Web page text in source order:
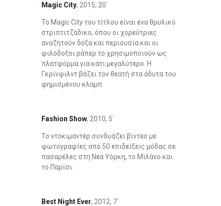
Magic City, 2015, 20΄
Το Magic City του τίτλου είναι ένα θρυλικό
στριπτιτζάδικο, όπου οι χορεύτριες
αναζητούν δόξα και περιουσία και οι
φιλόδοξοι ράπερ το χρησιμοποιούν ως
πλατφόρμα για κάτι μεγαλύτερο. Η
Γκρίνφιλντ βάζει τον θεατή στα άδυτα του
φημισμένου κλαμπ.
Fashion Show, 2010, 5΄
Το ντοκιμαντέρ συνδυάζει βίντεο με
φωτογραφίες από 50 επιδείξεις μόδας σε
πασαρέλες στη Νέα Υόρκη, το Μιλάνο και
το Παρίσι.
Best Night Ever, 2012, 7΄